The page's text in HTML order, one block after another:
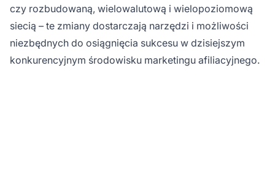
czy rozbudowaną, wielowalutową i wielopoziomową
siecią – te zmiany dostarczają narzędzi i możliwości
niezbędnych do osiągnięcia sukcesu w dzisiejszym
konkurencyjnym środowisku marketingu afiliacyjnego.